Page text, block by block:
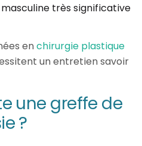
très significative
enchirurgie plastique
un entretien savoir
une greffe de
?